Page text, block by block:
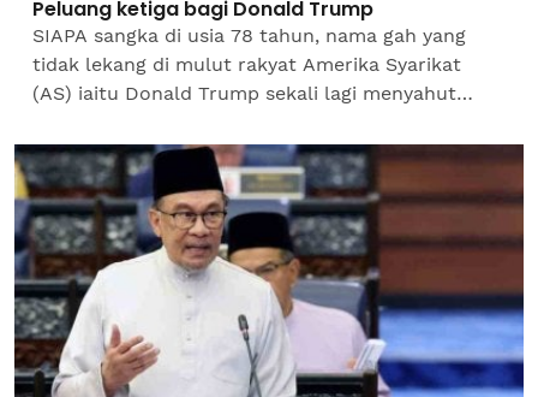
Peluang ketiga bagi Donald Trump
SIAPA sangka di usia 78 tahun, nama gah yang
tidak lekang di mulut rakyat Amerika Syarikat
(AS) iaitu Donald Trump sekali lagi menyahut
AS buat kali...